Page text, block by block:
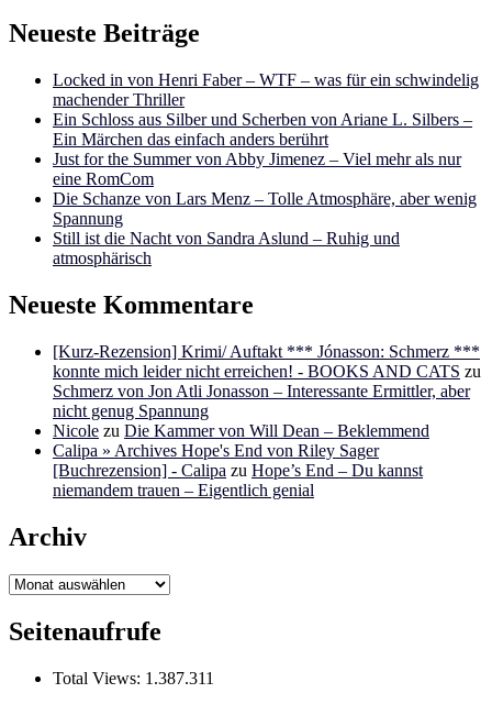
Neueste Beiträge
Locked in von Henri Faber – WTF – was für ein schwindelig
machender Thriller
Ein Schloss aus Silber und Scherben von Ariane L. Silbers –
Ein Märchen das einfach anders berührt
Just for the Summer von Abby Jimenez – Viel mehr als nur
eine RomCom
Die Schanze von Lars Menz – Tolle Atmosphäre, aber wenig
Spannung
Still ist die Nacht von Sandra Aslund – Ruhig und
atmosphärisch
Neueste Kommentare
[Kurz-Rezension] Krimi/ Auftakt *** Jónasson: Schmerz ***
konnte mich leider nicht erreichen! - BOOKS AND CATS zu
Schmerz von Jon Atli Jonasson – Interessante Ermittler, aber
nicht genug Spannung
Nicole zu Die Kammer von Will Dean – Beklemmend
Calipa » Archives Hope's End von Riley Sager
[Buchrezension] - Calipa zu Hope’s End – Du kannst
niemandem trauen – Eigentlich genial
Archiv
Archiv
Seitenaufrufe
Total Views: 1.387.311